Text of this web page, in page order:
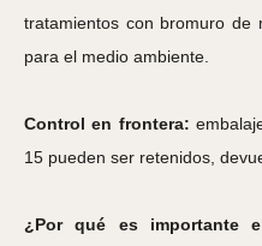
tratamientos con bromuro de
para el medio ambiente.
Control en frontera:
15 pueden ser retenidos,
¿Por qué es importante